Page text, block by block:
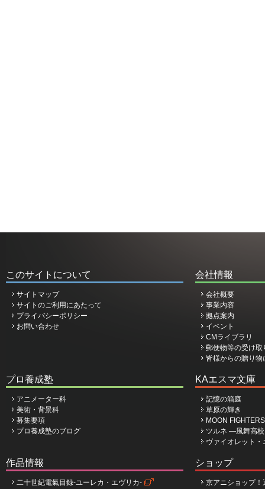
このサイトについて
サイトマップ
サイトのご利用にあたって
プライバシーポリシー
お問い合わせ
会社情報
会社概要
事業内容
拠点案内
イベント
CMライブラリ
郵便物等の受け取
皆様からの贈り
プロ養成塾
アニメーター科
美術・背景科
募集要項
プロ養成塾のブログ
KAエスマ文庫
記憶の箱庭
草原の輝き
MOON
ツルネ ―風舞高
ヴァイオレット
作品情報
二十世紀電氣目録-ユーレカ・エヴリカ-
ショップ
京アニショップ！